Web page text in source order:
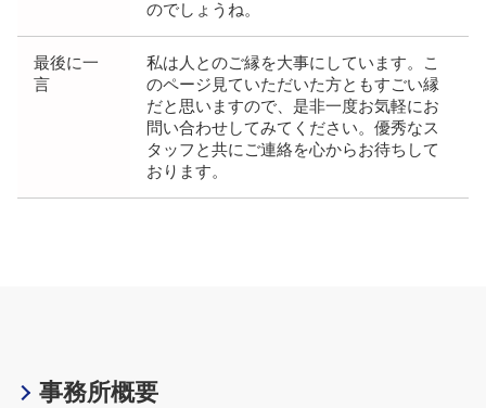
のでしょうね。
最後に一
言
私は人とのご縁を大事にしています。こ
のページ見ていただいた方ともすごい縁
だと思いますので、是非一度お気軽にお
問い合わせしてみてください。優秀なス
タッフと共にご連絡を心からお待ちして
おります。
事務所概要